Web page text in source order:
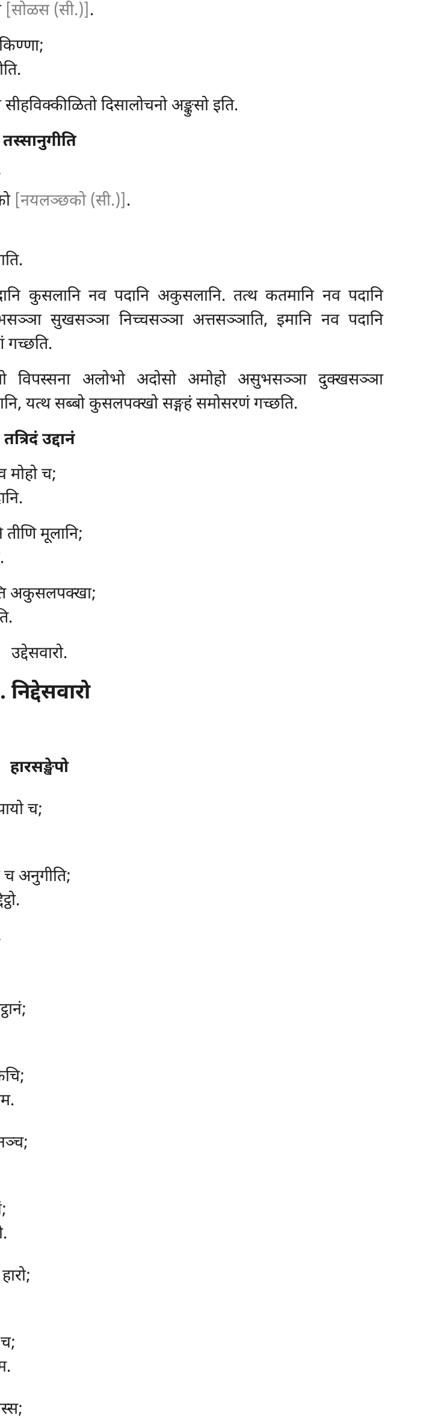
[सोळस (सी.)] .
दिसालोचनो अङ्कुसो इति.
तस्सानुगीति
[नयलञ्छको (सी.)] .
कुसलानि नव पदानि अकुसलानि. तत्थ कतमानि नव पदानि
सुखसञ्ञा निच्चसञ्ञा अत्तसञ्ञाति, इमानि नव पदानि
विपस्सना अलोभो अदोसो अमोहो असुभसञ्ञा दुक्खसञ्ञा
यत्थ सब्बो कुसलपक्खो सङ्गहं समोसरणं गच्छति.
तत्रिदं उद्दानं
मोहो च;
मूलानि;
अकुसलपक्खा;
उद्देसवारो.
निद्देसवारो
हारसङ्खेपो
च;
अनुगीति;